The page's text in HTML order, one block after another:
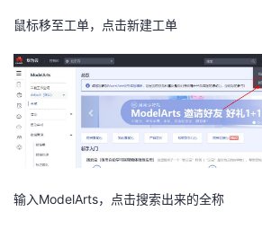
人
主
页
我
的
开
者
鼠标移至工单，点击新建工单
输入ModelArts，点击搜索出来的全称